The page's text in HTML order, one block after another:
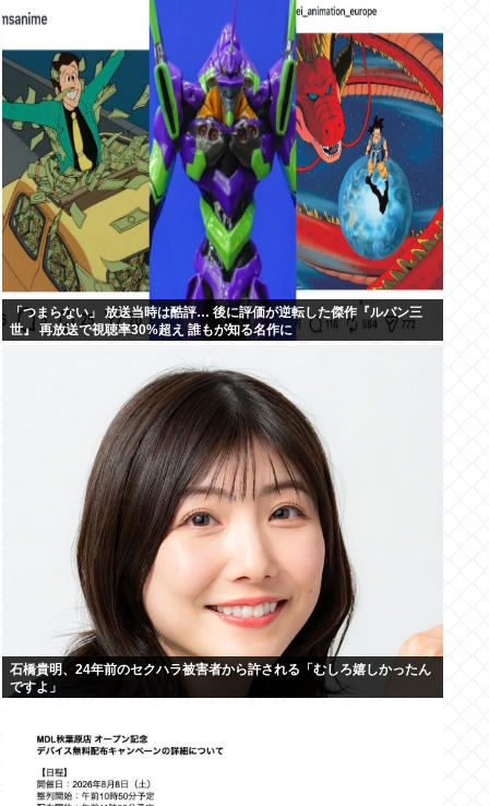
「つまらない」 放送当時は酷評… 後に評価が逆転した傑作『ルパン三
世』 再放送で視聴率30%超え 誰もが知る名作に
石橋貴明、24年前のセクハラ被害者から許される「むしろ嬉しかったん
ですよ」